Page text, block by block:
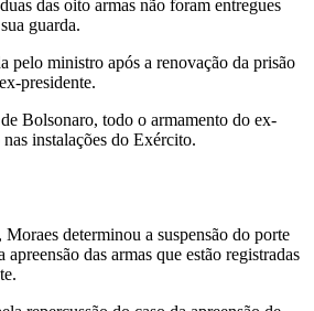
das oito armas não foram entregues
guarda.
pelo ministro após a renovação da prisão
presidente.
Bolsonaro, todo o armamento do ex-
instalações do Exército.
determinou a suspensão do porte
das armas que estão registradas